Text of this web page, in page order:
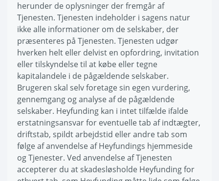
herunder de oplysninger der fremgår af
Tjenesten. Tjenesten indeholder i sagens natur
ikke alle informationer om de selskaber, der
præsenteres på Tjenesten. Tjenesten udgør
hverken helt eller delvist en opfordring, invitation
eller tilskyndelse til at købe eller tegne
kapitalandele i de pågældende selskaber.
Brugeren skal selv foretage sin egen vurdering,
gennemgang og analyse af de pågældende
selskaber. Heyfunding kan i intet tilfælde ifalde
erstatningsansvar for eventuelle tab af indtægter,
driftstab, spildt arbejdstid eller andre tab som
følge af anvendelse af Heyfundings hjemmeside
og Tjenester. Ved anvendelse af Tjenesten
accepterer du at skadesløsholde Heyfunding for